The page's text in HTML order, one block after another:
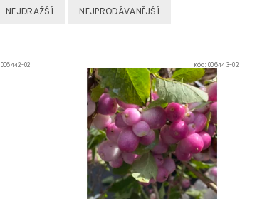
NEJDRAŽŠÍ NEJPRODÁVANĚJŠÍ
006442-02 Kód:006443-02